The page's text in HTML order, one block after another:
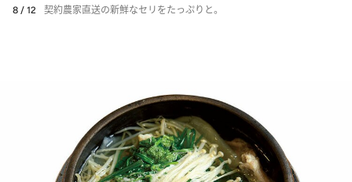
8 / 12 契約農家直送の新鮮なセリをたっぷりと。